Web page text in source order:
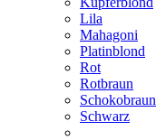
Lila
Mahagoni
Platinblond
Rot
Rotbraun
Schokobraun
Schwarz